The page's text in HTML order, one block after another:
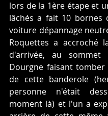
lors de la 1ère étape et
lâchés a fait 10 bornes
voiture dépannage
Roquettes a accroché
d'arrivée, au
Dourgne faisant tomber
de cette banderole
personne n'était
moment là) et l'un a